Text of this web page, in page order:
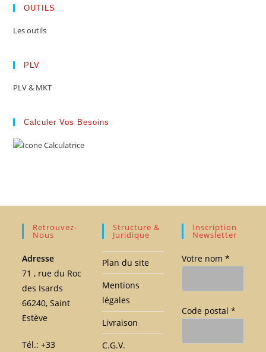
OUTILS
Les outils
PLV
PLV & MKT
Calculer Vos Besoins
Retrouvez-
Nous
Adresse
71 , rue du Roc
des Isards
66240, Saint
Estève
Tél.: +33
Structure &
Juridique
Plan du site
Mentions
légales
Livraison
C.G.V.
Inscription
Newsletter
Votre nom *
Code postal *